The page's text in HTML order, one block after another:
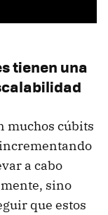
tienen una
muchos cúbits
a cabo
sino
que estos